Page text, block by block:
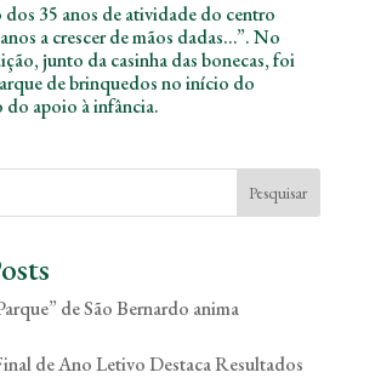
35 anos de atividade do centro
a crescer de mãos dadas…”. No
junto da casinha das bonecas, foi
de brinquedos no início do
apoio à infância.
Pesquisar
de São Bernardo anima
de Ano Letivo Destaca Resultados